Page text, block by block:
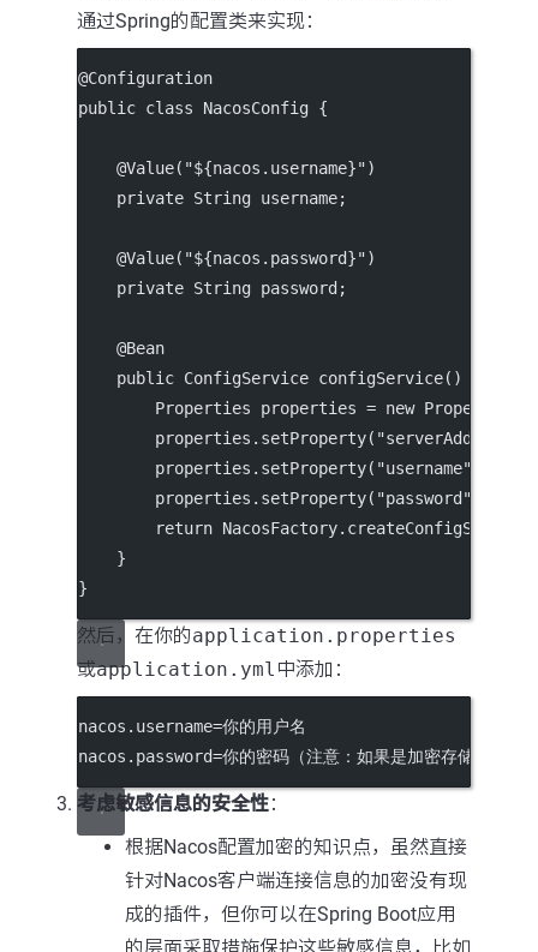
通过Spring的配置类来实现：
@Configuration
public class NacosConfig {
    @
Value( "${nacos.username}")
private String username;
    @
Value( "${nacos.password}")
private String password;
    @
Bean
public ConfigService configService()
        Properties properties
= new Properties
        properties.
setProperty( "serverAddr"
        properties.
setProperty( "username"
        properties.
setProperty( "password"
return NacosFactory. createConfigService
    }
}
然后，在你的application.properties
或application.yml 中添加：
nacos.username=你的用户名
nacos.password=你的密码（注意：如果是加密存储，需先
考虑敏感信息的安全性：
根据Nacos配置加密的知识点，虽然直接
针对Nacos客户端连接信息的加密没有现
成的插件，但你可以在Spring Boot应用